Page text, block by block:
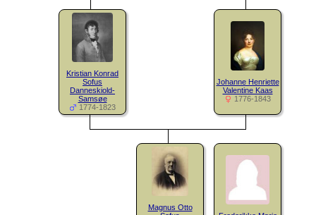
Kristian Konrad
Sofus
Danneskiold-
Samsøe
1774-1823
Johanne Henriette
Valentine Kaas
1776-1843
Magnus Otto